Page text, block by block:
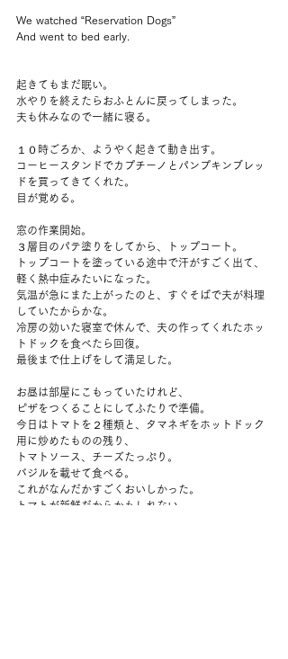
We watched “Reservation Dogs”
And went to bed early.
起きてもまだ眠い。
水やりを終えたらおふとんに戻ってしまった。
夫も休みなので一緒に寝る。
１０時ごろか、ようやく起きて動き出す。
コーヒースタンドでカプチーノとパンプキンブレッ
ドを買ってきてくれた。
目が覚める。
窓の作業開始。
３層目のパテ塗りをしてから、トップコート。
トップコートを塗っている途中で汗がすごく出て、
軽く熱中症みたいになった。
気温が急にまた上がったのと、すぐそばで夫が料理
していたからかな。
冷房の効いた寝室で休んで、夫の作ってくれたホッ
トドックを食べたら回復。
最後まで仕上げをして満足した。
お昼は部屋にこもっていたけれど、
ピザをつくることにしてふたりで準備。
今日はトマトを２種類と、タマネギをホットドック
用に炒めたものの残り、
トマトソース、チーズたっぷり。
バジルを載せて食べる。
これがなんだかすごくおいしかった。
トマトが新鮮だからかもしれない。